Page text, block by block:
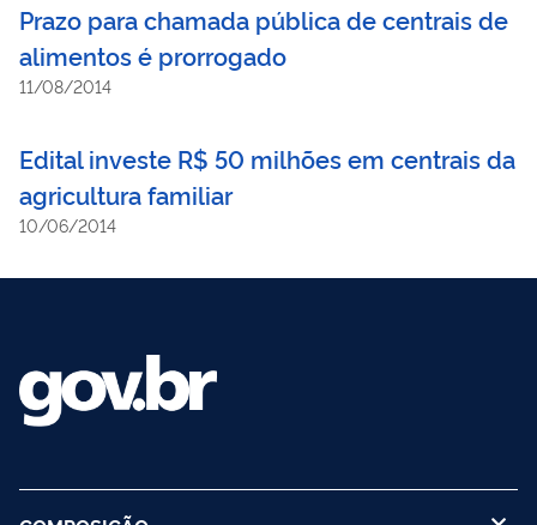
Prazo para chamada pública de centrais de
alimentos é prorrogado
11/08/2014
Edital investe R$ 50 milhões em centrais da
agricultura familiar
10/06/2014